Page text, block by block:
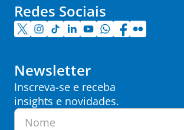
Redes Sociais
Newsletter
Inscreva-se e receba
insights e novidades.
Nome